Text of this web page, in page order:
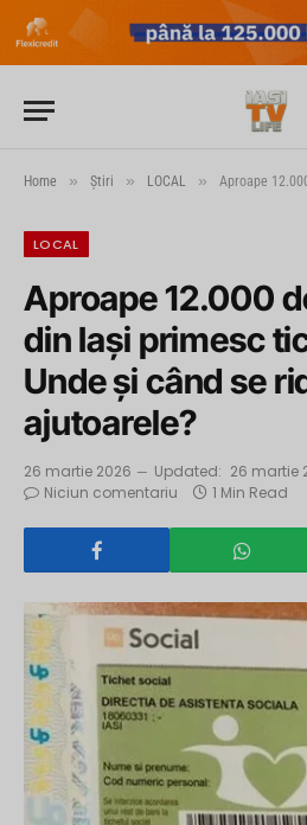
Home » Știri » LOCAL » Aproape 12.000 de
LOCAL
Aproape 12.000
din Iași primesc
Unde și când se
ajutoarele?
26 martie 2026 Updated: 26 martie
Niciun comentariu
1 Min Read